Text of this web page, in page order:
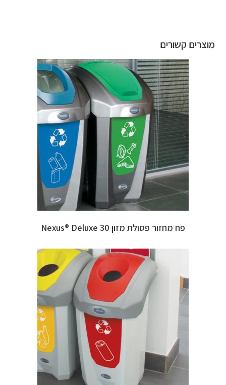
מוצרים קשורים
פח מחזור פסולת מזון 30 Nexus® Deluxe